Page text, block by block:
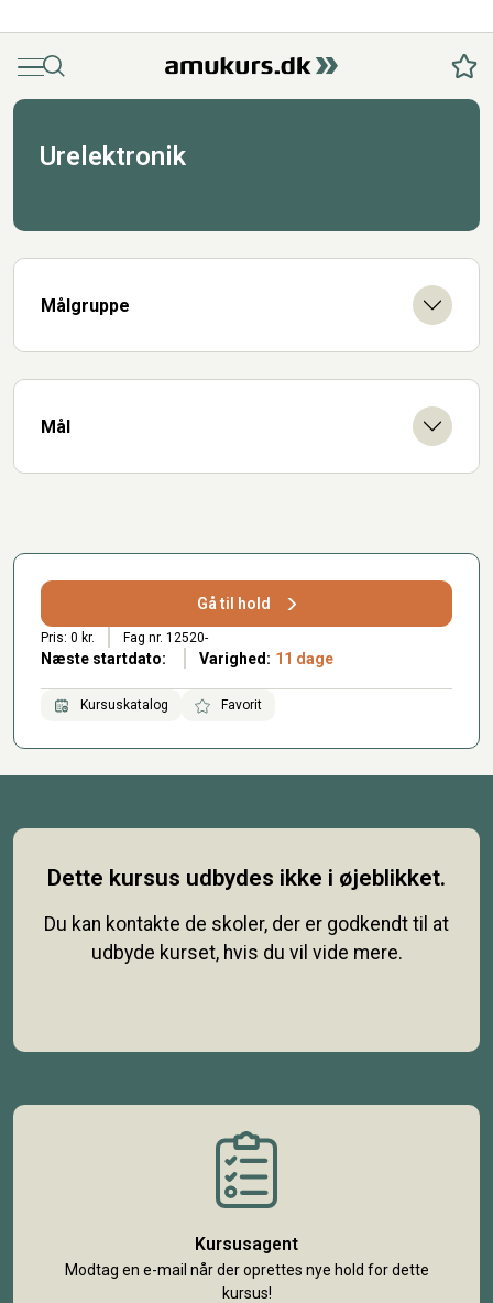
MenuSøg
Urelektronik
Målgruppe
Mål
Gå til hold
Pris: 0 kr. Fag nr. 12520-
Næste startdato: Varighed: 11 dage
Kursuskatalog Favorit
Dette kursus udbydes ikke i øjeblikket.
Du kan kontakte de skoler, der er godkendt til at
udbyde kurset, hvis du vil vide mere.
Kursusagent
Modtag en e-mail når der oprettes nye hold for dette
kursus!